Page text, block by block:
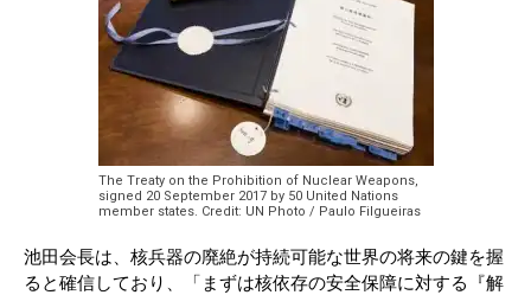
The Treaty on the Prohibition of Nuclear Weapons,
signed 20 September 2017 by 50 United Nations
member states. Credit: UN Photo / Paulo Filgueiras
池田会長は、核兵器の廃絶が持続可能な世界の将来の鍵を握
ると確信しており、「まずは核依存の安全保障に対する『解